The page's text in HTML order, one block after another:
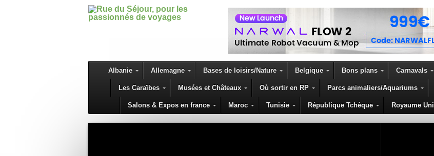
Albanie Allemagne Bases de loisirs/Nature Belgique Bons plans Carnavals
Les Caraïbes Musées et Châteaux Où sortir en RP Parcs animaliers/Aquariums
Salons & Expos en france Maroc Tunisie République Tchèque Royaume Uni
GRÈCE